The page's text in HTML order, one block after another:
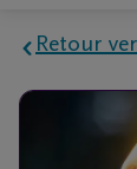
Home
Retour